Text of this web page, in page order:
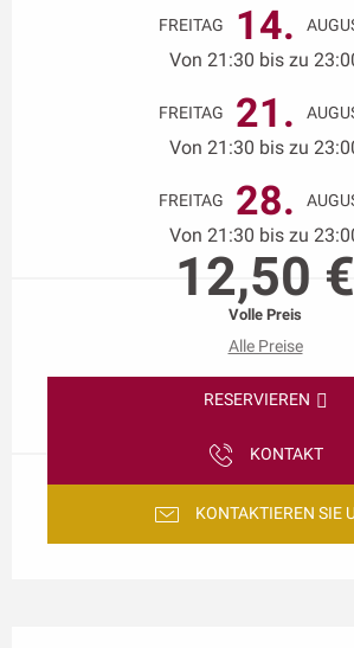
FREITAG 14.
Von 21:30 bis zu
FREITAG 21.
Von 21:30 bis zu
FREITAG 28.
Von 21:30 bis zu
12,50 €
Volle Preis
Alle Preise
RESERVIEREN
KONTAKT
KONTAKTIEREN SIE